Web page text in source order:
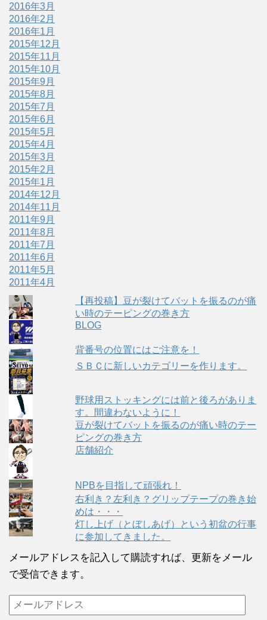
2016年3月
2016年2月
2016年1月
2015年12月
2015年11月
2015年10月
2015年9月
2015年8月
2015年7月
2015年6月
2015年5月
2015年4月
2015年3月
2015年2月
2015年1月
2014年12月
2014年11月
2011年9月
2011年8月
2011年7月
2011年6月
2011年5月
2011年4月
【再投稿】豆が裂けてバットを振るのが痛
い時のテーピングの巻き方
BLOG
背番号の位置にはご注意を！
ＳＢＣに新しいカテゴリーを作ります。
野球用ストッキングには前と後ろがありま
す。間違わないように！
豆が裂けてバットを振るのが痛い時のテー
ピングの巻き方
店舗紹介
NPBを目指して頑張れ！
右利き？左利き？グリップテープの巻き始
めは・・・
灯し上げ（とぼしあげ）という初盆の行事
に参加してきました。
メールアドレスを記入して購読すれば、更新をメール
で受信できます。